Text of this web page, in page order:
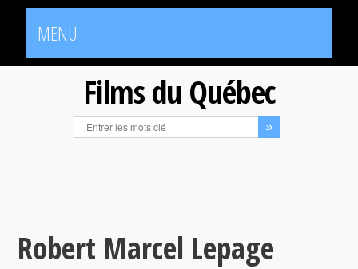
MENU
Films du Québec
Robert Marcel Lepage